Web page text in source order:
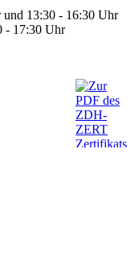
13:30 - 16:30 Uhr
- 17:30 Uhr